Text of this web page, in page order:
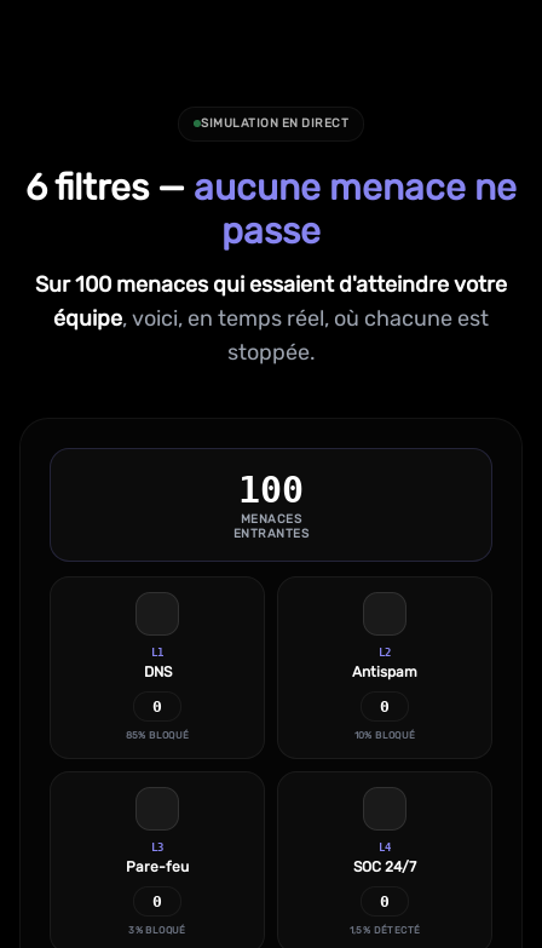
SIMULATION EN DIRECT
6 filtres — aucune menace ne
passe
Sur 100 menaces qui essaient d'atteindre votre
équipe, voici, en temps réel, où chacune est
stoppée.
100
MENACES
ENTRANTES
L1
DNS
0
85% BLOQUÉ
L2
Antispam
0
10% BLOQUÉ
L3
Pare-feu
0
3% BLOQUÉ
L4
SOC 24/7
0
1,5% DÉTECTÉ